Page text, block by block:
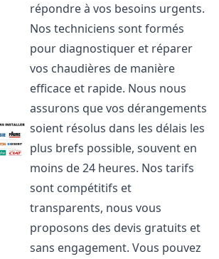
répondre à vos besoins urgents.
Nos techniciens sont formés
pour diagnostiquer et réparer
vos chaudières de manière
efficace et rapide. Nous nous
assurons que vos dérangements
soient résolus dans les délais les
plus brefs possible, souvent en
moins de 24 heures. Nos tarifs
sont compétitifs et
transparents, nous vous
proposons des devis gratuits et
sans engagement. Vous pouvez